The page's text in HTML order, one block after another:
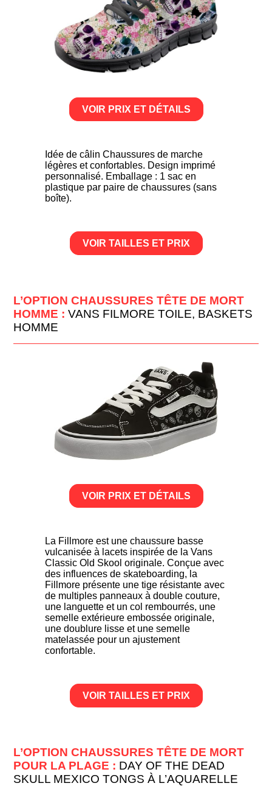
VOIR PRIX ET DÉTAILS
Idée de câlin Chaussures de marche
légères et confortables. Design imprimé
personnalisé. Emballage : 1 sac en
plastique par paire de chaussures (sans
boîte).
VOIR TAILLES ET PRIX
L’OPTION CHAUSSURES TÊTE DE MORT
HOMME : VANS FILMORE TOILE, BASKETS
HOMME
VOIR PRIX ET DÉTAILS
La Fillmore est une chaussure basse
vulcanisée à lacets inspirée de la Vans
Classic Old Skool originale. Conçue avec
des influences de skateboarding, la
Fillmore présente une tige résistante avec
de multiples panneaux à double couture,
une languette et un col rembourrés, une
semelle extérieure embossée originale,
une doublure lisse et une semelle
matelassée pour un ajustement
confortable.
VOIR TAILLES ET PRIX
L’OPTION CHAUSSURES TÊTE DE MORT
POUR LA PLAGE : DAY OF THE DEAD
SKULL MEXICO TONGS À L’AQUARELLE